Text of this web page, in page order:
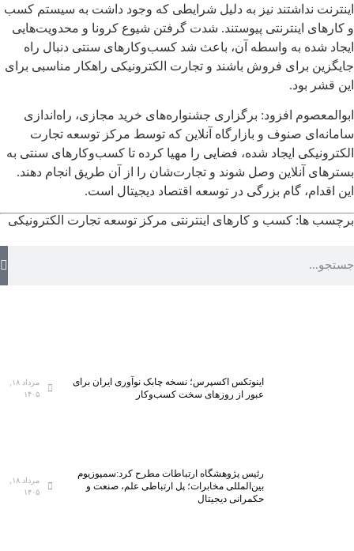
اینترنت نداشتند نیز به دلیل شرایطی که وجود داشت به سیستم کسب
و کارهای اینترنتی پیوستند. شدت گرفتن شیوع کرونا و محدویت‌هایی
ایجاد شده به واسطه آن، باعث شد کسب‌وکارهای سنتی دنبال راه
جایگزین برای فروش باشند و تجارت الکترونیکی راهکار مناسبی برای
این قشر بود.
ابوالمعصوم افزود: برگزاری جشنواره‌های خرید مجازی، راه‌اندازی
سامانه‌ای صنوف و بازارگاه آنلاین که توسط مرکز توسعه تجارت
الکترونیکی ایجاد شده، فضایی را مهیا کرده تا کسب‌وکارهای سنتی به
بسترهای آنلاین وصل شوند و تجارت‌شان را از آن طریق انجام دهند.
این اقدام، گام بزرگی در توسعه اقتصاد دیجیتال است.
برچسب ها: کسب و کارهای اینترنتی مرکز توسعه تجارت الکترونیکی
اینوتکس اکسپرس؛ نسخه چابک نوآوری ایران برای
عبور از روزهای سخت کسب‌وکار
۱۴۰۵
رئیس پژوهشگاه ارتباطات مطرح کرد:سمپوزیوم
بین‌المللی مخابرات؛ پل ارتباطی علم، صنعت و
حکمرانی دیجیتال
۱۴۰۵